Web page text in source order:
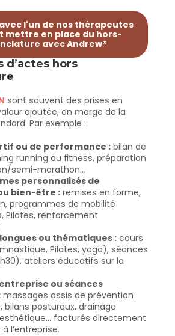
l'un de nos thérapeutes
mettre en place du hors-
avec Andrew®
d’actes hors
sont souvent des prises en
ajoutée, en marge de la
Par exemple :
ou de performance :bilan de
running ou fitness, préparation
semi-marathon…
personnalisés de
bien-être :remises en forme,
programmes de mobilité
Pilates, renforcement
ou thématiques :cours
Pilates, yoga), séances
ateliers éducatifs sur la
ou séances
massages assis de prévention
bilans posturaux, drainage
facturés directement
l’entreprise.